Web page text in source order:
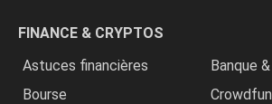
FINANCE & CRYPTOS
Astuces financières
Banque
Bourse